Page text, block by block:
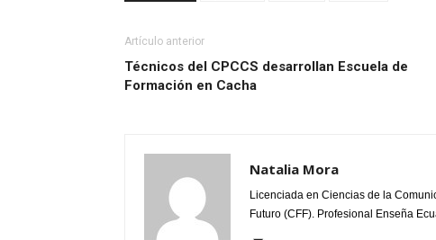
Artículo anterior
Técnicos del CPCCS desarrollan Escuela de
Formación en Cacha
Natalia Mora
Licenciada en Ciencias de la
Futuro (CFF). Profesional Enseña